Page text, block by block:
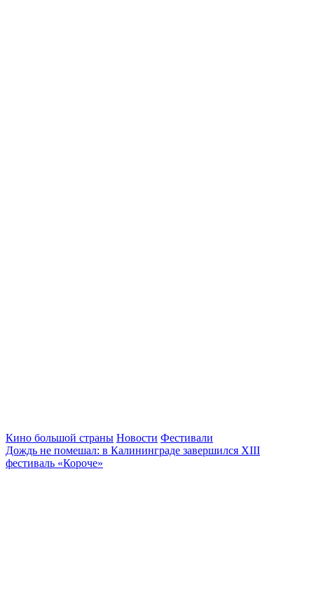
Кино большой страны Новости Фестивали
Дождь не помешал: в Калининграде завершился XIII
фестиваль «Короче»